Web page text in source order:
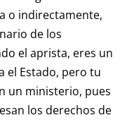
o indirectamente,
de los
el aprista, eres un
el Estado, pero tu
un ministerio, pues
los derechos de